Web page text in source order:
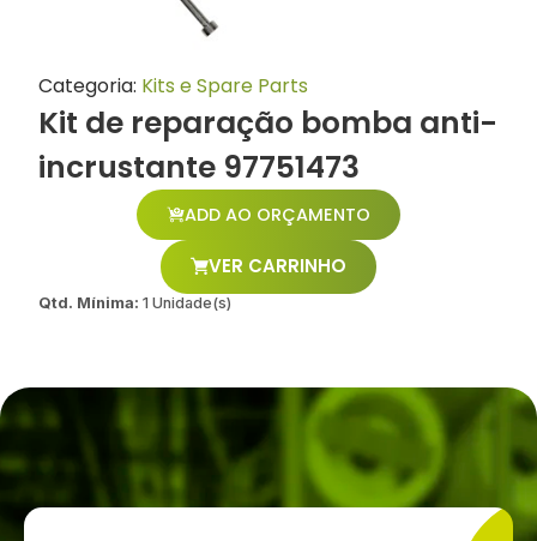
Categoria: Kits e Spare Parts
Kit de reparação bomba anti-
incrustante 97751473
ADD AO ORÇAMENTO
VER CARRINHO
Qtd. Mínima: 1 Unidade(s)